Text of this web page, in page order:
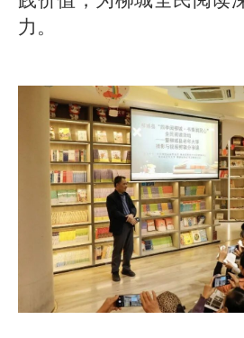
力。